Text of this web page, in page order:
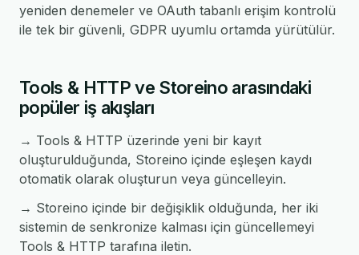
yeniden denemeler ve OAuth tabanlı erişim kontrolü
ile tek bir güvenli, GDPR uyumlu ortamda yürütülür.
Tools & HTTP ve Storeino arasındaki
popüler iş akışları
→ Tools & HTTP üzerinde yeni bir kayıt
oluşturulduğunda, Storeino içinde eşleşen kaydı
otomatik olarak oluşturun veya güncelleyin.
→ Storeino içinde bir değişiklik olduğunda, her iki
sistemin de senkronize kalması için güncellemeyi
Tools & HTTP tarafına iletin.